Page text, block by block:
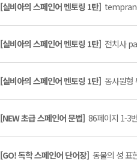
[실비아의 스페인어 멘토링 1탄]
[실비아의 스페인어 멘토링 1탄] 전치사
[실비아의 스페인어 멘토링 1탄] 동사원형
[NEW 초급 스페인어 문법] 86페이지 1-3
[GO! 독학 스페인어 단어장] 동물의 성 표